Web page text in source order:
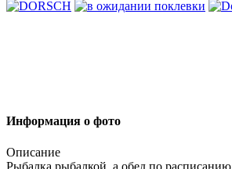
Информация о фото
Описание
Рыбалка рыбалкой, а обед по расписанию